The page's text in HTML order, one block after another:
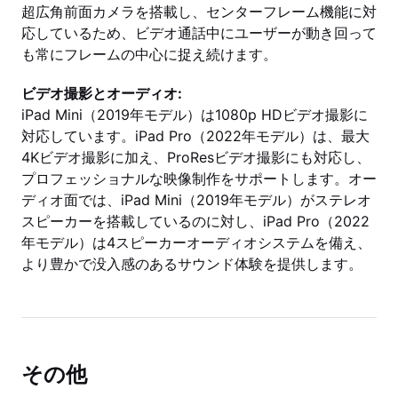
超広角前面カメラを搭載し、センターフレーム機能に対
応しているため、ビデオ通話中にユーザーが動き回って
も常にフレームの中心に捉え続けます。
ビデオ撮影とオーディオ:
iPad Mini（2019年モデル）は1080p HDビデオ撮影に
対応しています。iPad Pro（2022年モデル）は、最大
4Kビデオ撮影に加え、ProResビデオ撮影にも対応し、
プロフェッショナルな映像制作をサポートします。オー
ディオ面では、iPad Mini（2019年モデル）がステレオ
スピーカーを搭載しているのに対し、iPad Pro（2022
年モデル）は4スピーカーオーディオシステムを備え、
より豊かで没入感のあるサウンド体験を提供します。
その他